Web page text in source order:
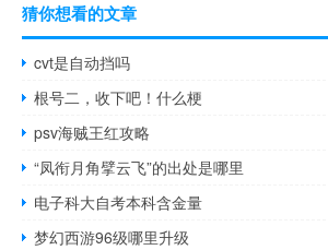
猜你想看的文章
cvt是自动挡吗
根号二，收下吧！什么梗
psv海贼王红攻略
“凤衔月角擘云飞”的出处是哪里
电子科大自考本科含金量
梦幻西游96级哪里升级